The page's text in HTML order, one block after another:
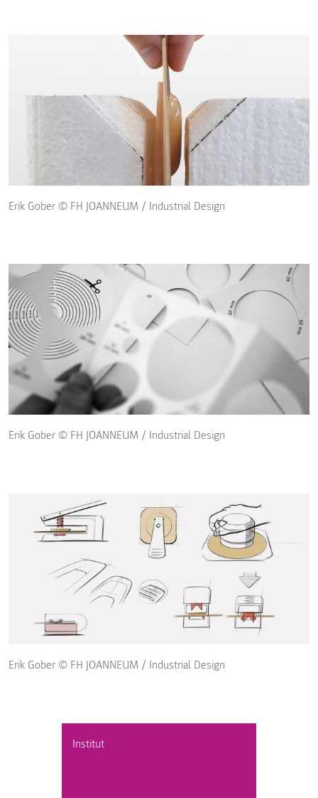
Institut
Erik Gober © FH JOANNEUM / Industrial Design
Erik Gober © FH JOANNEUM / Industrial Design
Erik Gober © FH JOANNEUM / Industrial Design